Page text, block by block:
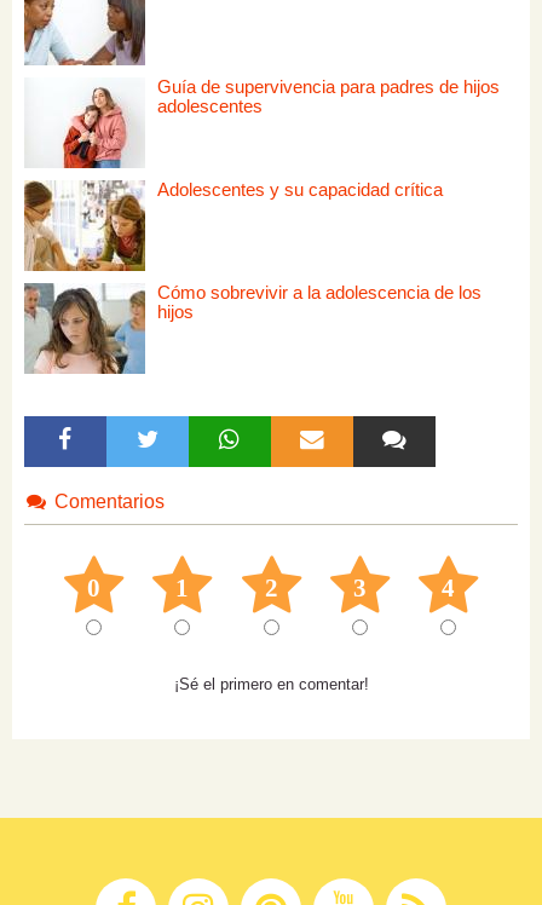
Guía de supervivencia para padres de hijos
adolescentes
Adolescentes y su capacidad crítica
Cómo sobrevivir a la adolescencia de los
hijos
Comentarios
0 1 2 3 4
¡Sé el primero en comentar!